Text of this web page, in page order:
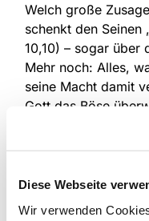
Diese Webseite
Wir verwenden
Welch große
schenkt den Seinen
10,10) – sogar über
Mehr noch: Alles,
seine Macht damit
Gott das Böse
Darum feiern wir
wieder lebendig